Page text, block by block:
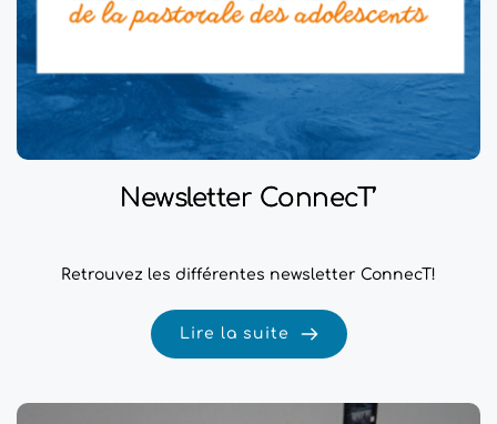
Newsletter ConnecT’
Retrouvez les différentes newsletter ConnecT!
Lire la suite